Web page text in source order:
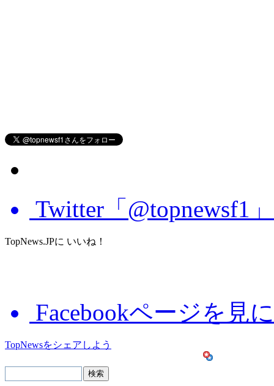
Twitter「@topnewsf1
TopNews.JPに いいね！
Facebookページを見
TopNewsをシェアしよう